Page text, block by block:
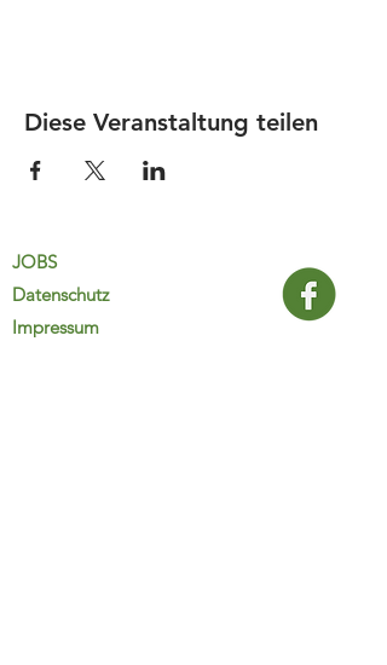
Diese Veranstaltung teilen
JOBS
Datenschutz
Impressum